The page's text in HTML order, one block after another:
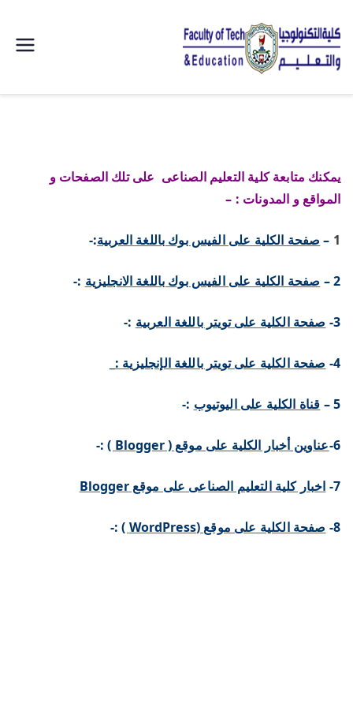
التكنولوجيا
الصناعى
جامعة
سوهاج |
يمكنك متابعة كلية التعليم الصناعى على تلك الصفحات و
المواقع و المدونات : –
1
– صفحة الكلية على الفيس بوك باللغة العربية:-
2 – صفحة الكلية على الفيس بوك باللغة الانجليزية :-
3- صفحة الكلية على تويتر باللغة العربية :-
4- صفحة الكلية على تويتر باللغة الإنجليزية :_
5 – قناة الكلية على اليوتيوب :-
6- عناوين أخبار الكلية على موقع ( Blogger ) :-
7- اخبار كلية التعليم الصناعى على موقع Blogger
8- صفحة الكلية على موقع (WordPress ) :-